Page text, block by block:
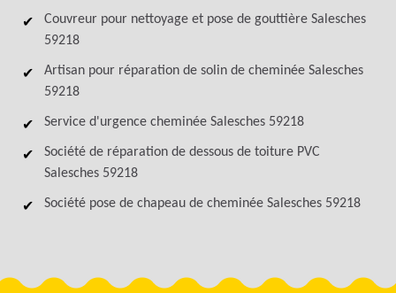
Couvreur pour nettoyage et pose de gouttière Salesches
59218
Artisan pour réparation de solin de cheminée Salesches
59218
Service d'urgence cheminée Salesches 59218
Société de réparation de dessous de toiture PVC
Salesches 59218
Société pose de chapeau de cheminée Salesches 59218